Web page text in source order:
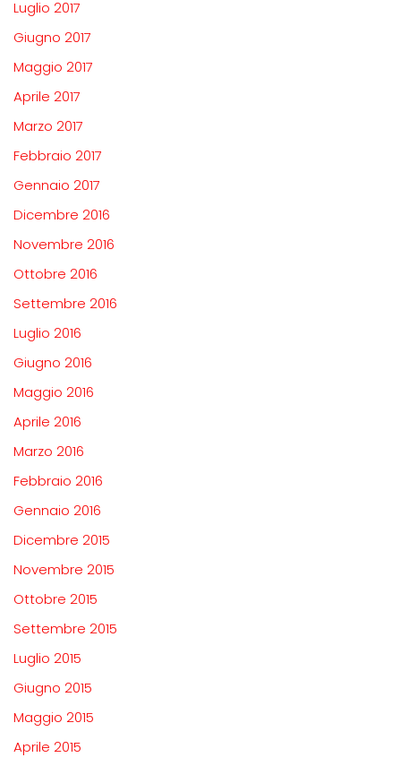
Luglio 2017
Giugno 2017
Maggio 2017
Aprile 2017
Marzo 2017
Febbraio 2017
Gennaio 2017
Dicembre 2016
Novembre 2016
Ottobre 2016
Settembre 2016
Luglio 2016
Giugno 2016
Maggio 2016
Aprile 2016
Marzo 2016
Febbraio 2016
Gennaio 2016
Dicembre 2015
Novembre 2015
Ottobre 2015
Settembre 2015
Luglio 2015
Giugno 2015
Maggio 2015
Aprile 2015